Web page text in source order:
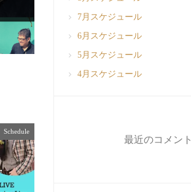
Schedule
7月スケジュール
6月スケジュール
5月スケジュール
4月スケジュール
最近のコメント